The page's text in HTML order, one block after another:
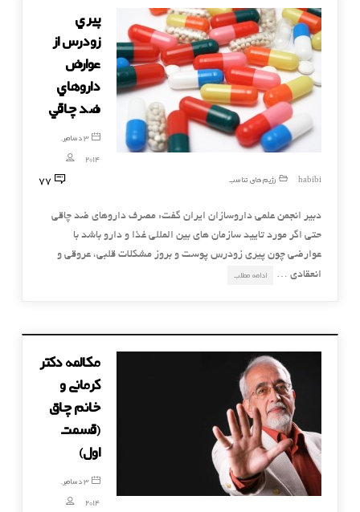
پيري
زودرس از
عوارض
داروهاي
ضد چاقي
3 دسامبر,
2014
habibi
رژیم های تناسب 77
دبير انجمن علمي داروسازان ايران گفت: مصرف داروهاي ضد چاقي
حتي اگر مورد تاييد سازمان هاي بين المللي غذا و دارو باشد با
عوارضي چون پيري زودرس پوست و بروز مشکلات قلبي، عروقي و
انعقادي …
ادامه مطلب
مکالمه دکتر
کرمانی و
خانم چاق
(قسمت
اول)
3 دسامبر,
2014